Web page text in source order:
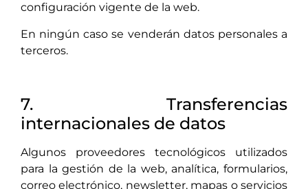
configuración vigente de la web.
En ningún caso se venderán datos personales a
terceros.
7. Transferencias
internacionales de datos
Algunos proveedores tecnológicos utilizados
para la gestión de la web, analítica, formularios,
correo electrónico, newsletter, mapas o servicios